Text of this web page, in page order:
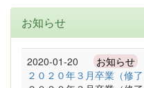
お知らせ
2020-01-20 お知らせ
２０２０年３月卒業（修